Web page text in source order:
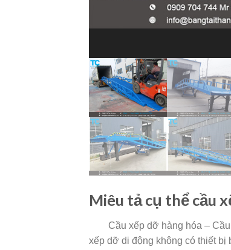
Miêu tả cụ thể cầu
Cầu xếp dỡ hàng hóa – Cầu
xếp dỡ di động không có thiết